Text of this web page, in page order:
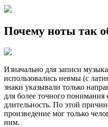
Почему ноты так
Изначально для записи
использовались невмы (с
знаки указывали только
для более точного понимания
длительность. По этой
произведение мог только
ним.